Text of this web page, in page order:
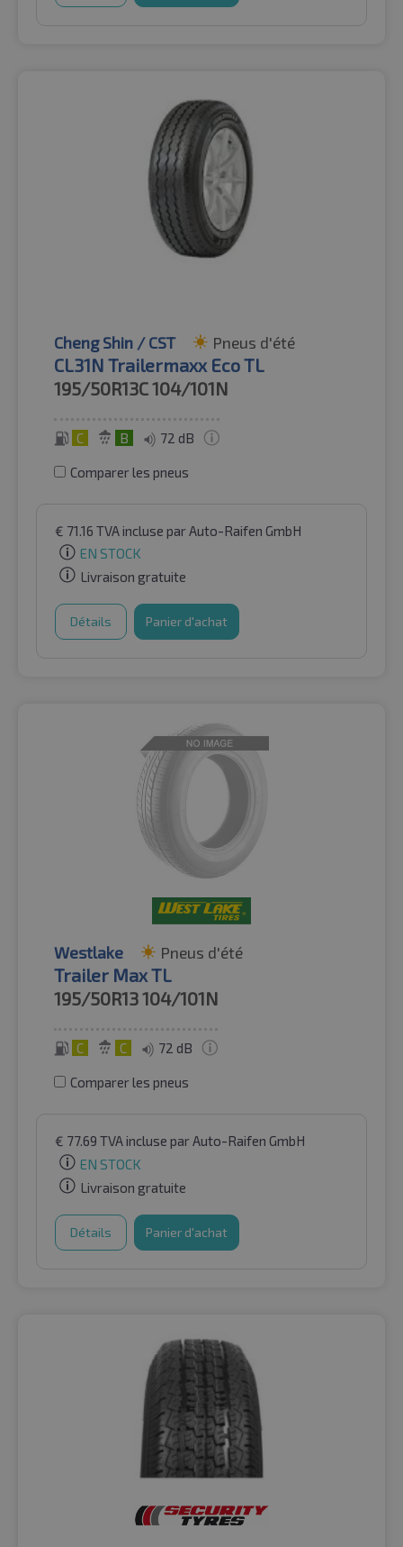
Cheng Shin / CST Pneus d'été
CL31N Trailermaxx Eco TL
195/50R13C104/101N
C B 72 dB
Comparer les pneus
€ 71.16 TVA incluse par Auto-Raifen GmbH
EN STOCK
Livraison gratuite
Détails Panier d'achat
Westlake Pneus d'été
Trailer Max TL
195/50R13104/101N
C C 72 dB
Comparer les pneus
€ 77.69 TVA incluse par Auto-Raifen GmbH
EN STOCK
Livraison gratuite
Détails Panier d'achat